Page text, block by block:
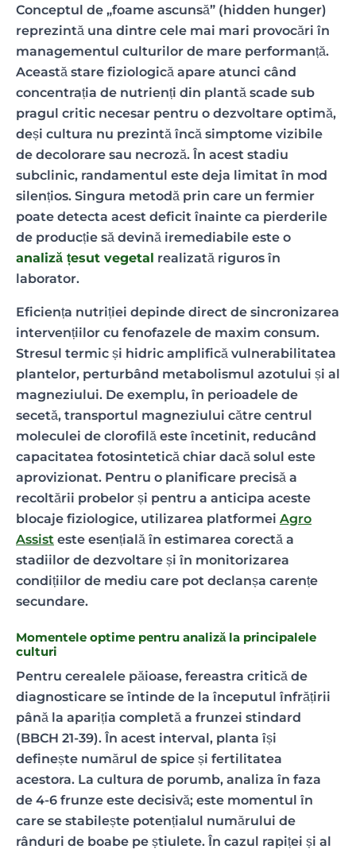
Conceptul de „foame ascunsă” (hidden hunger)
reprezintă una dintre cele mai mari provocări în
managementul culturilor de mare performanță.
Această stare fiziologică apare atunci când
concentrația de nutrienți din plantă scade sub
pragul critic necesar pentru o dezvoltare optimă,
deși cultura nu prezintă încă simptome vizibile
de decolorare sau necroză. În acest stadiu
subclinic, randamentul este deja limitat în mod
silențios. Singura metodă prin care un fermier
poate detecta acest deficit înainte ca pierderile
de producție să devină iremediabile este o
analiză țesut vegetal realizată riguros în
laborator.
Eficiența nutriției depinde direct de sincronizarea
intervențiilor cu fenofazele de maxim consum.
Stresul termic și hidric amplifică vulnerabilitatea
plantelor, perturbând metabolismul azotului și al
magneziului. De exemplu, în perioadele de
secetă, transportul magneziului către centrul
moleculei de clorofilă este încetinit, reducând
capacitatea fotosintetică chiar dacă solul este
aprovizionat. Pentru o planificare precisă a
recoltării probelor și pentru a anticipa aceste
blocaje fiziologice, utilizarea platformei Agro
Assist este esențială în estimarea corectă a
stadiilor de dezvoltare și în monitorizarea
condițiilor de mediu care pot declanșa carențe
secundare.
Momentele optime pentru analiză la principalele
culturi
Pentru cerealele păioase, fereastra critică de
diagnosticare se întinde de la începutul înfrățirii
până la apariția completă a frunzei stindard
(BBCH 21-39). În acest interval, planta își
definește numărul de spice și fertilitatea
acestora. La cultura de porumb, analiza în faza
de 4-6 frunze este decisivă; este momentul în
care se stabilește potențialul numărului de
rânduri de boabe pe știulete. În cazul rapiței și al